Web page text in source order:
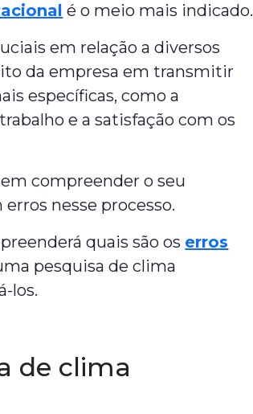
é o meio mais indicado.
em relação a diversos
da empresa em transmitir
específicas, como a
e a satisfação com os
compreender o seu
nesse processo.
quais são os erros
pesquisa de clima
los.
de clima